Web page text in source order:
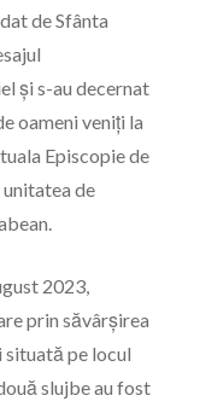
de Sfânta
şi s-au decernat
oameni veniţi la
Episcopie de
de
2023,
prin săvârşirea
pe locul
slujbe au fost